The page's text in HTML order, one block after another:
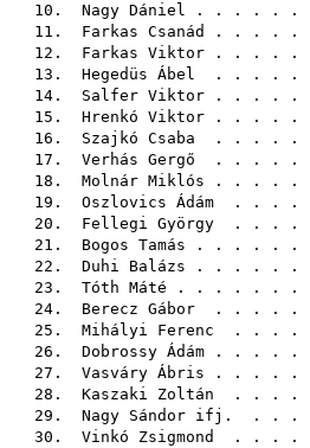
10. Nagy Dániel . . . . . .
11. Farkas Csanád . . . . .
12. Farkas Viktor . . . . .
13. Hegedüs Ábel . . . . .
14. Salfer Viktor . . . . .
15. Hrenkó Viktor . . . . .
16. Szajkó Csaba . . . . .
17. Verhás Gergő . . . . .
18. Molnár Miklós . . . . .
19. Oszlovics Ádám . . . .
20. Fellegi György . . . .
21. Bogos Tamás . . . . . .
22. Duhi Balázs . . . . . .
23. Tóth Máté . . . . . .
24. Berecz Gábor . . . . .
25. Mihályi Ferenc . . . .
26. Dobrossy Ádám . . . . .
27. Vasváry Ábris . . . . .
28. Kaszaki Zoltán . . . .
29. Nagy Sándor ifj. . . .
30. Vinkó Zsigmond . . . .